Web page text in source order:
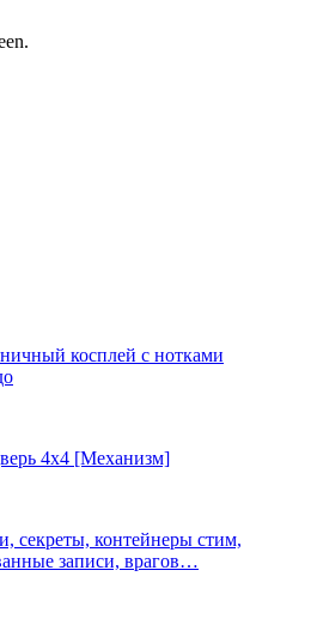
косплей с нотками
4х4 [Механизм]
секреты, контейнеры стим,
записи, врагов…